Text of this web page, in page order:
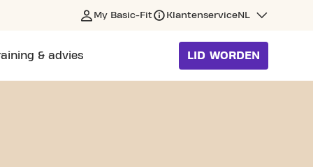
My Basic-Fit KlantenserviceNL
& advies LID WORDEN